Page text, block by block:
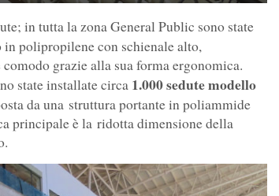
in tutta la zona General Public sono state
in polipropilene con schienale alto,
grazie alla sua forma ergonomica.
state installate circa 1.000 sedute modello
da una struttura portante in poliammide
principale è la ridotta dimensione della